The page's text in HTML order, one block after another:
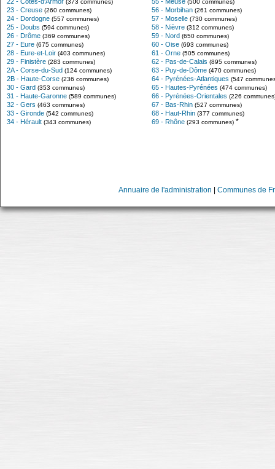
(373 communes)
23 - Creuse (260 communes)
24 - Dordogne (557 communes)
25 - Doubs (594 communes)
26 - Drôme (369 communes)
27 - Eure (675 communes)
28 - Eure-et-Loir (403 communes)
29 - Finistère (283 communes)
2A - Corse-du-Sud (124 communes)
2B - Haute-Corse (236 communes)
30 - Gard (353 communes)
31 - Haute-Garonne (589 communes)
32 - Gers (463 communes)
33 - Gironde (542 communes)
34 - Hérault (343 communes)
(500 communes)
56 - Morbihan (261 communes)
57 - Moselle (730 communes)
58 - Nièvre (312 communes)
59 - Nord (650 communes)
60 - Oise (693 communes)
61 - Orne (505 communes)
62 - Pas-de-Calais (895 communes)
63 - Puy-de-Dôme (470 communes)
64 - Pyrénées-Atlantiques (547
65 - Hautes-Pyrénées (474 communes)
66 - Pyrénées-Orientales (226
67 - Bas-Rhin (527 communes)
68 - Haut-Rhin (377 communes)
69 - Rhône (293 communes) *
Annuaire de l'administration Communes de